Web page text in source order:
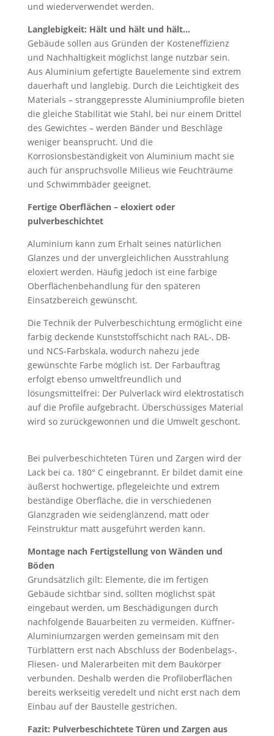
und wiederverwendet werden.
Langlebigkeit: Hält und hält und hält…
Gebäude sollen aus Gründen der Kosteneffizienz
und Nachhaltigkeit möglichst lange nutzbar sein.
Aus Aluminium gefertigte Bauelemente sind extrem
dauerhaft und langlebig. Durch die Leichtigkeit des
Materials – stranggepresste Aluminiumprofile bieten
die gleiche Stabilität wie Stahl, bei nur einem Drittel
des Gewichtes – werden Bänder und Beschläge
weniger beansprucht. Und die
Korrosionsbeständigkeit von Aluminium macht sie
auch für anspruchsvolle Milieus wie Feuchträume
und Schwimmbäder geeignet.
Fertige Oberflächen – eloxiert oder
pulverbeschichtet
Aluminium kann zum Erhalt seines natürlichen
Glanzes und der unvergleichlichen Ausstrahlung
eloxiert werden. Häufig jedoch ist eine farbige
Oberflächenbehandlung für den späteren
Einsatzbereich gewünscht.
Die Technik der Pulverbeschichtung ermöglicht eine
farbig deckende Kunststoffschicht nach RAL-, DB-
und NCS-Farbskala, wodurch nahezu jede
gewünschte Farbe möglich ist. Der Farbauftrag
erfolgt ebenso umweltfreundlich und
lösungsmittelfrei: Der Pulverlack wird elektrostatisch
auf die Profile aufgebracht. Überschüssiges Material
wird so zurückgewonnen und die Umwelt geschont.
Bei pulverbeschichteten Türen und Zargen wird der
Lack bei ca. 180° C eingebrannt. Er bildet damit eine
äußerst hochwertige, pflegeleichte und extrem
beständige Oberfläche, die in verschiedenen
Glanzgraden wie seidenglänzend, matt oder
Feinstruktur matt ausgeführt werden kann.
Montage nach Fertigstellung von Wänden und
Böden
Grundsätzlich gilt: Elemente, die im fertigen
Gebäude sichtbar sind, sollten möglichst spät
eingebaut werden, um Beschädigungen durch
nachfolgende Bauarbeiten zu vermeiden. Küffner-
Aluminiumzargen werden gemeinsam mit den
Türblättern erst nach Abschluss der Bodenbelags-,
Fliesen- und Malerarbeiten mit dem Baukörper
verbunden. Deshalb werden die Profiloberflächen
bereits werkseitig veredelt und nicht erst nach dem
Einbau auf der Baustelle gestrichen.
Fazit: Pulverbeschichtete Türen und Zargen aus